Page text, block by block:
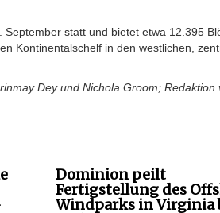
statt und bietet etwa 12.395
Kontinentalschelf in den westlichen,
Dey und Nichola Groom; Redaktion
Dominion peilt
Fertigstellung des
Windparks in Virginia